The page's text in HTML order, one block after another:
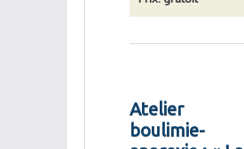
Atelier
boulimie-